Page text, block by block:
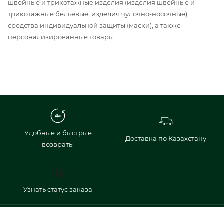
швейные и трикотажные изделия (изделия швейные и
трикотажные бельевые, изделия чулочно-носочные),
средства индивидуальной защиты (маски), а также
персонализированные товары.
Удобные и быстрые
возвраты
Доставка по Казахстану
Узнать статус заказа